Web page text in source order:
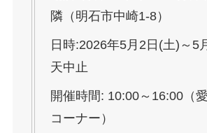
隣（明石市中崎1-8）
日時:2026年5月2日(土)～5
天中止
開催時間: 10:00～16:00（
コーナー）